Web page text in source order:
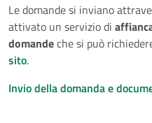
Le domande si inviano
attivato un servizio di
domandeche si può
sito.
Invio della domanda e